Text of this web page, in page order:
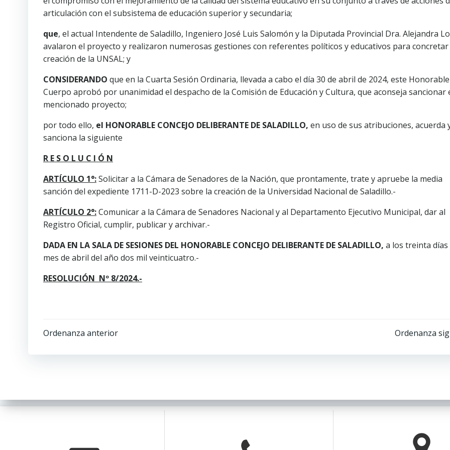
articulación con el subsistema de educación superior y secundaria;
que, el actual Intendente de Saladillo, Ingeniero José Luis Salomón y la Diputada Provincial Dra. Alejandra
avalaron el proyecto y realizaron numerosas gestiones con referentes políticos y educativos para concretar
creación de la UNSAL; y
CONSIDERANDO que en la Cuarta Sesión Ordinaria, llevada a cabo el día 30 de abril de 2024, este Honorable
Cuerpo aprobó por unanimidad el despacho de la Comisión de Educación y Cultura, que aconseja sancionar
mencionado proyecto;
por todo ello, el HONORABLE CONCEJO DELIBERANTE DE SALADILLO, en uso de sus atribuciones, acuerda
sanciona la siguiente
R E S O L U C I Ó N
ARTÍCULO 1°:Solicitar a la Cámara de Senadores de la Nación, que prontamente, trate y apruebe la media
sanción del expediente 1711-D-2023 sobre la creación de la Universidad Nacional de Saladillo.-
ARTÍCULO 2°:Comunicar a la Cámara de Senadores Nacional y al Departamento Ejecutivo Municipal, dar al
Registro Oficial, cumplir, publicar y archivar.-
DADA EN LA SALA DE SESIONES DEL HONORABLE CONCEJO DELIBERANTE DE SALADILLO, a los treinta días
mes de abril del año dos mil veinticuatro.-
RESOLUCIÓN Nº 8/2024.-
Ordenanza anterior Ordenanza